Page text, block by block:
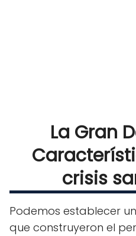
La Gran
crisis
Podemos establecer
que construyeron el